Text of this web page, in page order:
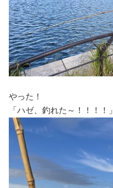
やった！
「ハゼ、釣れた～！！！！」